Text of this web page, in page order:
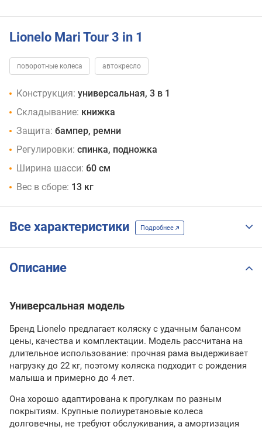
Lionelo Mari Tour 3 in 1
поворотные колеса автокресло
Конструкция: универсальная, 3 в 1
Складывание: книжка
Защита: бампер, ремни
Регулировки: спинка, подножка
Ширина шасси: 60 см
Вес в сборе: 13 кг
Все характеристики Подробнее
Описание
Универсальная модель
Бренд Lionelo предлагает коляску с удачным балансом
цены, качества и комплектации. Модель рассчитана на
длительное использование: прочная рама выдерживает
нагрузку до 22 кг, поэтому коляска подходит с рождения
малыша и примерно до 4 лет.
Она хорошо адаптирована к прогулкам по разным
покрытиям. Крупные полиуретановые колеса
долговечны, не требуют обслуживания, а амортизация